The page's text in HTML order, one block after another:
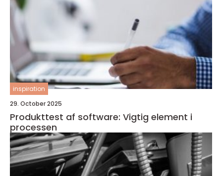
inspiration
29. October 2025
Produkttest af software: Vigtig element i
processen